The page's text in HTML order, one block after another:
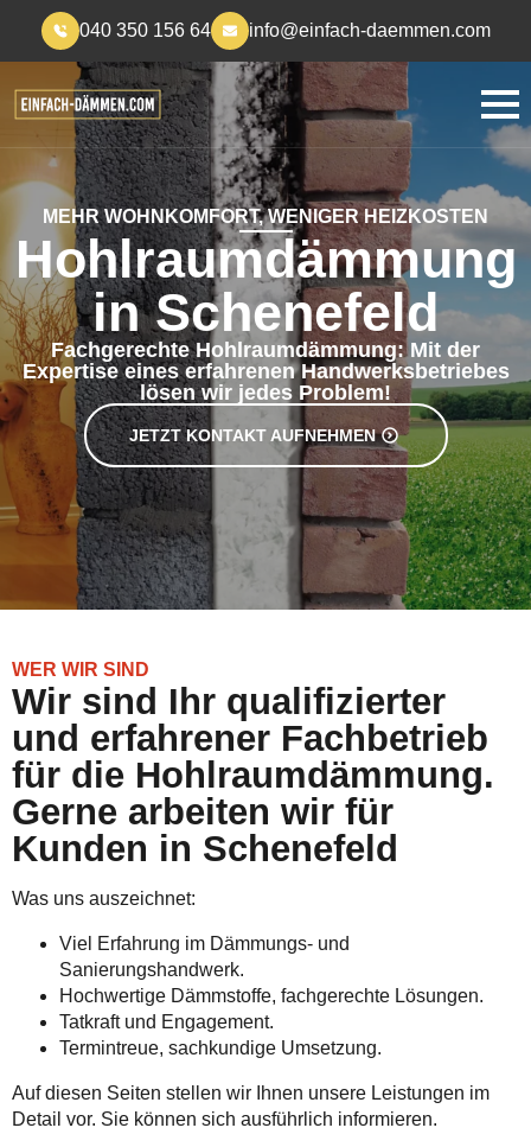
040 350 156 64 info@einfach-daemmen.com
MEHR WOHNKOMFORT, WENIGER HEIZKOSTEN
Hohlraumdämmung
in Schenefeld
Fachgerechte Hohlraumdämmung: Mit der
Expertise eines erfahrenen Handwerksbetriebes
lösen wir jedes Problem!
JETZT KONTAKT AUFNEHMEN
WER WIR SIND
Wir sind Ihr qualifizierter
und erfahrener Fachbetrieb
für die Hohlraumdämmung.
Gerne arbeiten wir für
Kunden in Schenefeld
Was uns auszeichnet:
Viel Erfahrung im Dämmungs- und
Sanierungshandwerk.
Hochwertige Dämmstoffe, fachgerechte Lösungen.
Tatkraft und Engagement.
Termintreue, sachkundige Umsetzung.
Auf diesen Seiten stellen wir Ihnen unsere Leistungen im
Detail vor. Sie können sich ausführlich informieren.